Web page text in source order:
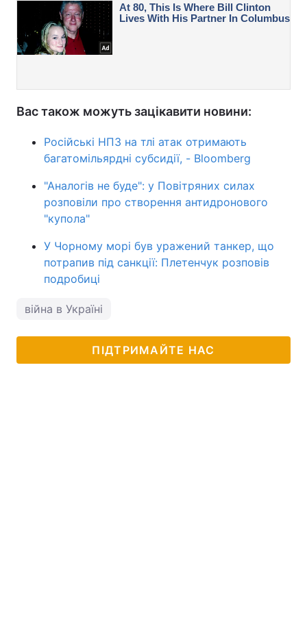
Вас також можуть зацікавити новини:
Російські НПЗ на тлі атак отримають
багатомільярдні субсидії, - Bloomberg
"Аналогів не буде": у Повітряних силах
розповіли про створення антидронового
"купола"
У Чорному морі був уражений танкер, що
потрапив під санкції: Плетенчук розповів
подробиці
війна в Україні
ПІДТРИМАЙТЕ НАС